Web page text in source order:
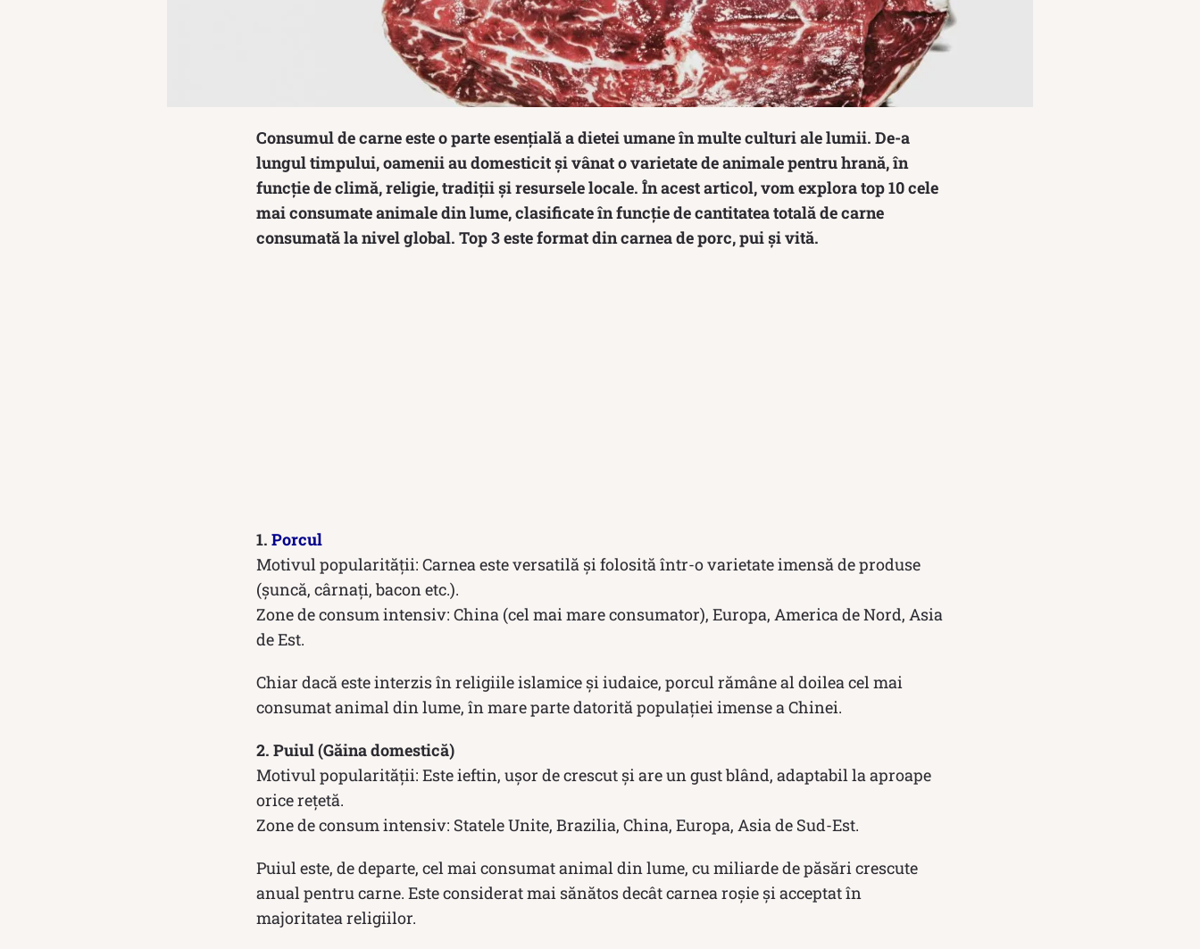
Consumul de carne este o parte esențială a dietei umane în multe culturi ale lumii. De-a
lungul timpului, oamenii au domesticit și vânat o varietate de animale pentru hrană, în
funcție de climă, religie, tradiții și resursele locale. În acest articol, vom explora top 10 cele
mai consumate animale din lume, clasificate în funcție de cantitatea totală de carne
consumată la nivel global. Top 3 este format din carnea de porc, pui și vită.
1. Porcul
Motivul popularității: Carnea este versatilă și folosită într-o varietate imensă de produse
(șuncă, cârnați, bacon etc.).
Zone de consum intensiv: China (cel mai mare consumator), Europa, America de Nord, Asia
de Est.
Chiar dacă este interzis în religiile islamice și iudaice, porcul rămâne al doilea cel mai
consumat animal din lume, în mare parte datorită populației imense a Chinei.
2. Puiul (Găina domestică)
Motivul popularității: Este ieftin, ușor de crescut și are un gust blând, adaptabil la aproape
orice rețetă.
Zone de consum intensiv: Statele Unite, Brazilia, China, Europa, Asia de Sud-Est.
Puiul este, de departe, cel mai consumat animal din lume, cu miliarde de păsări crescute
anual pentru carne. Este considerat mai sănătos decât carnea roșie și acceptat în
majoritatea religiilor.